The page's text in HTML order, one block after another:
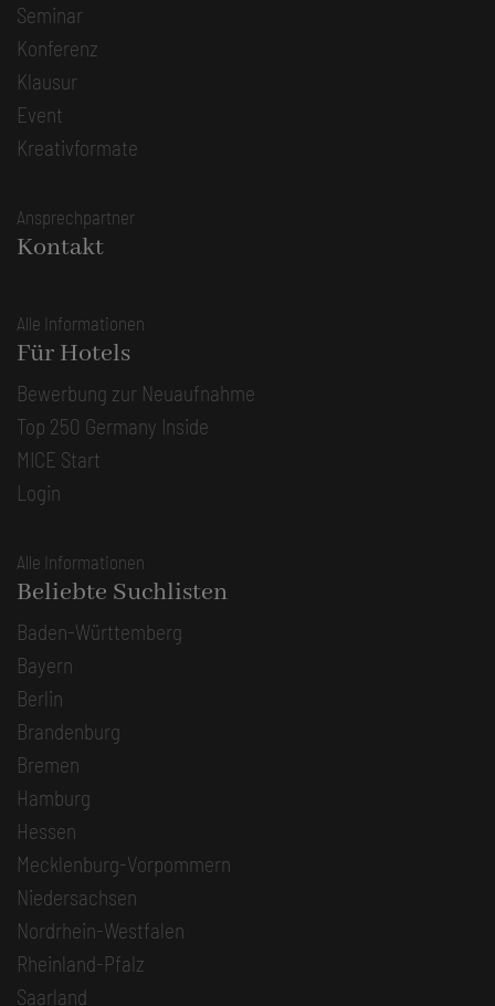
Seminar
Konferenz
Klausur
Event
Kreativformate
Ansprechpartner
Kontakt
Alle Informationen
Für Hotels
Bewerbung zur Neuaufnahme
Top 250 Germany Inside
MICE Start
Login
Alle Informationen
Beliebte Suchlisten
Baden-Württemberg
Bayern
Berlin
Brandenburg
Bremen
Hamburg
Hessen
Mecklenburg-Vorpommern
Niedersachsen
Nordrhein-Westfalen
Rheinland-Pfalz
Saarland